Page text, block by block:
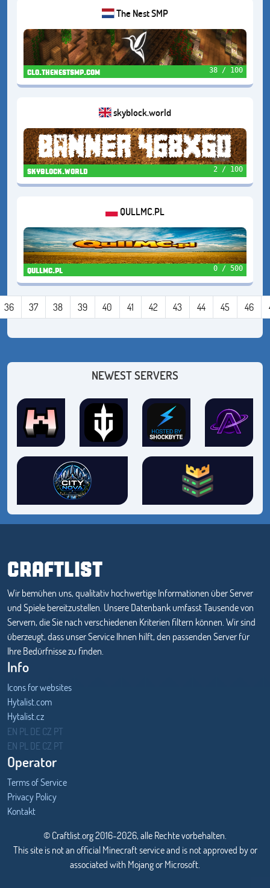
The Nest SMP
clo.thenestsmp.com 38 / 100
skyblock.world
skyblock.world 2 / 100
QULLMC.PL
qullmc.pl 0 / 500
36 37 38 39 40 41 42 43 44 45 46
NEWEST SERVERS
CRAFTLIST
Wir bemühen uns, qualitativ hochwertige Informationen über Server
und Spiele bereitzustellen. Unsere Datenbank umfasst Tausende von
Servern, die Sie nach verschiedenen Kriterien filtern können. Wir sind
überzeugt, dass unser Service Ihnen hilft, den passenden Server für
Ihre Bedürfnisse zu finden.
Info
Icons for websites
Hytalist.com
Hytalist.cz
Hytamods.org
EN PL DECZ PT
EN PL DECZ PT
Operator
Terms of Service
Privacy Policy
Kontakt
© Craftlist.org 2016-2026, alle Rechte vorbehalten.
This site is not an official Minecraft service and is not approved by or
associated with Mojang or Microsoft.